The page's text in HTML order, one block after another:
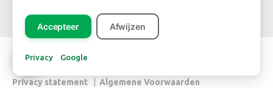
Copyright © 2026 DGC
Privacy statement Algemene Voorwaarden
Accepteer Afwijzen
Privacy Google